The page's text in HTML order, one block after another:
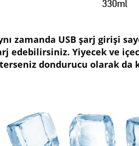
zamanda USB şarj girişi
edebilirsiniz. Yiyecek ve
dondurucu olarak da